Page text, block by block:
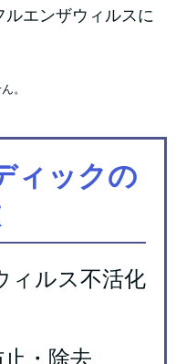
エンザウィルスに
。
ィックの
ィルス不活化
・除去